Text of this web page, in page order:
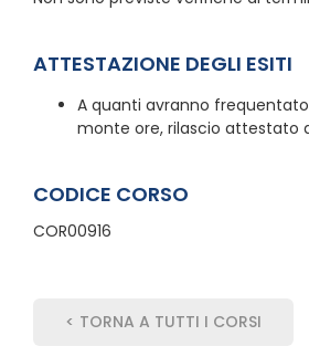
ATTESTAZIONE DEGLI ESITI
A quanti avranno
monte ore, rilascio attestato
CODICE CORSO
COR00916
< TORNA A TUTTI I CORSI